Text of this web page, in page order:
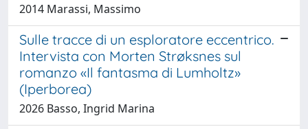
2014 Marassi, Massimo
Sulle tracce di un esploratore eccentrico.
Intervista con Morten Strøksnes sul
romanzo «Il fantasma di Lumholtz»
(Iperborea)
2026 Basso, Ingrid Marina